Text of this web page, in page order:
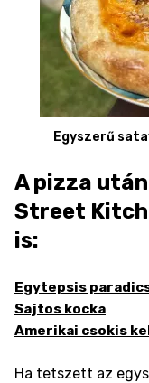
Egyszerű
A pizza
Street
is:
Egytepsis
Sajtos kocka
Amerikai csokis
Ha tetszett az